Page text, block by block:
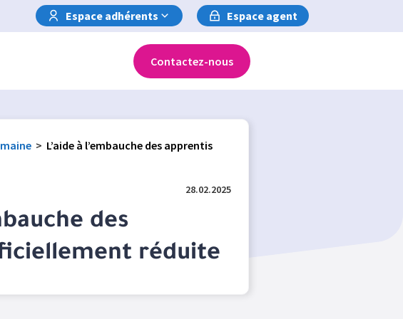
Espace adhérents
Espace agent
Contactez-nous
> L’aide à l’embauche des apprentis
28.02.2025
des
réduite